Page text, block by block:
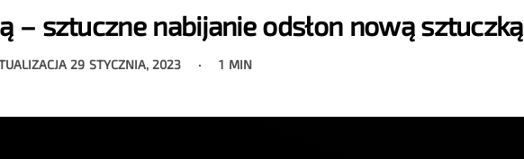
– sztuczne nabijanie odsłon nową sztuczką
29 STYCZNIA, 2023 1 MIN